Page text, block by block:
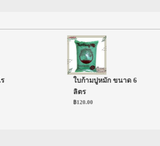
ใบก้ามปูหมัก ขนาด 6
120.00